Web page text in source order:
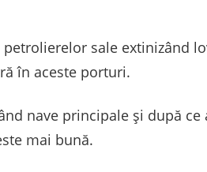
sale extinizând
în aceste porturi.
nave principale și după
mai bună.